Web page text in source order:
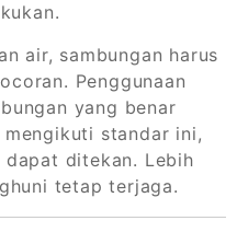
air, sambungan harus
Penggunaan
yang benar
standar ini,
dapat ditekan. Lebih
tetap terjaga.